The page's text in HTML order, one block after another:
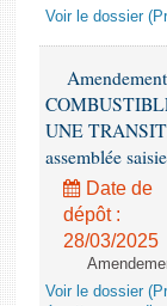
Voir le dossier
UNE
assemblée
Date de
dépôt :
28/03/2025
Voir le dossier